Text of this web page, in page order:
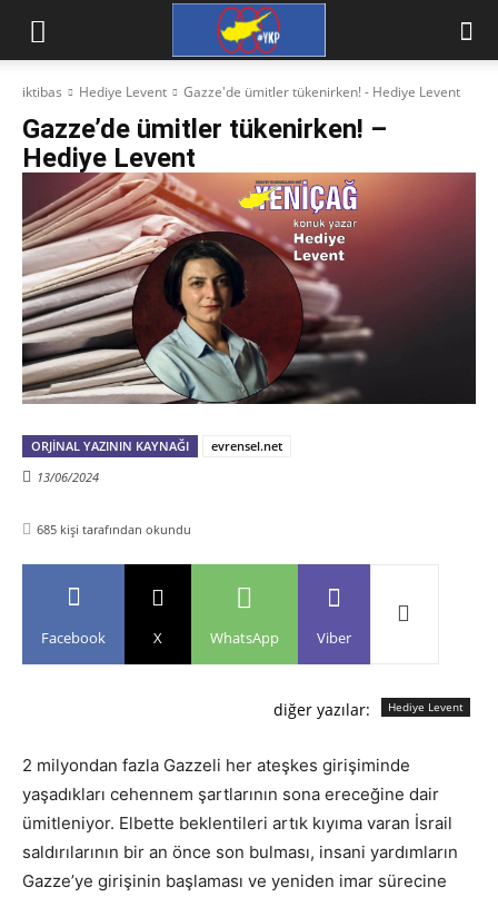
iktibas Hediye Levent Gazze'de ümitler tükenirken! - Hediye Levent
Gazze’de ümitler tükenirken! –
Hediye Levent
ORJINAL YAZININ KAYNAĞI
evrensel.net
13/06/2024
685 kişi tarafından okundu
Facebook X WhatsApp Viber
diğer yazılar: Hediye Levent
2 milyondan fazla Gazzeli her ateşkes girişiminde
yaşadıkları cehennem şartlarının sona ereceğine dair
ümitleniyor. Elbette beklentileri artık kıyıma varan İsrail
saldırılarının bir an önce son bulması, insani yardımların
Gazze’ye girişinin başlaması ve yeniden imar sürecine